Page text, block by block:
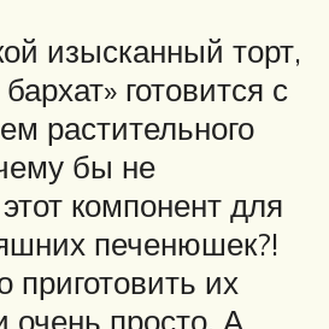
изысканный торт,
готовится с
растительного
бы не
компонент для
печенюшек?!
приготовить их
очень просто. А